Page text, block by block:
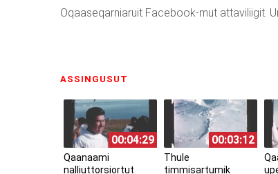
Oqaaseqarniaruit Facebook-mut attaviliigit.
ASSINGUSUT
00:04:29
Qaanaami
nalliuttorsiortut
00:03:12
Thule
timmisartumik